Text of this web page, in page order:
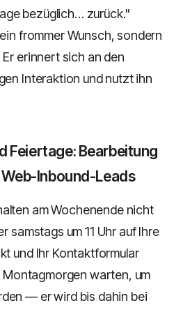
bezüglich… zurück."
frommer Wunsch, sondern
erinnert sich an den
Interaktion und nutzt ihn
Feiertage: Bearbeitung
Inbound-Leads
am Wochenende nicht
samstags um 11 Uhr auf Ihre
und Ihr Kontaktformular
warten, um
— er wird bis dahin bei